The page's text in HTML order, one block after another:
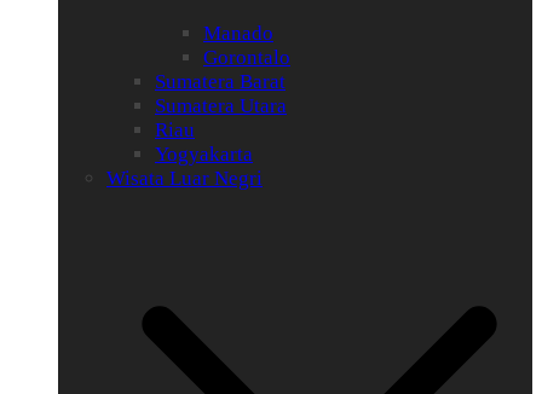
Manado
Gorontalo
Sumatera Barat
Sumatera Utara
Riau
Yogyakarta
Wisata Luar Negri